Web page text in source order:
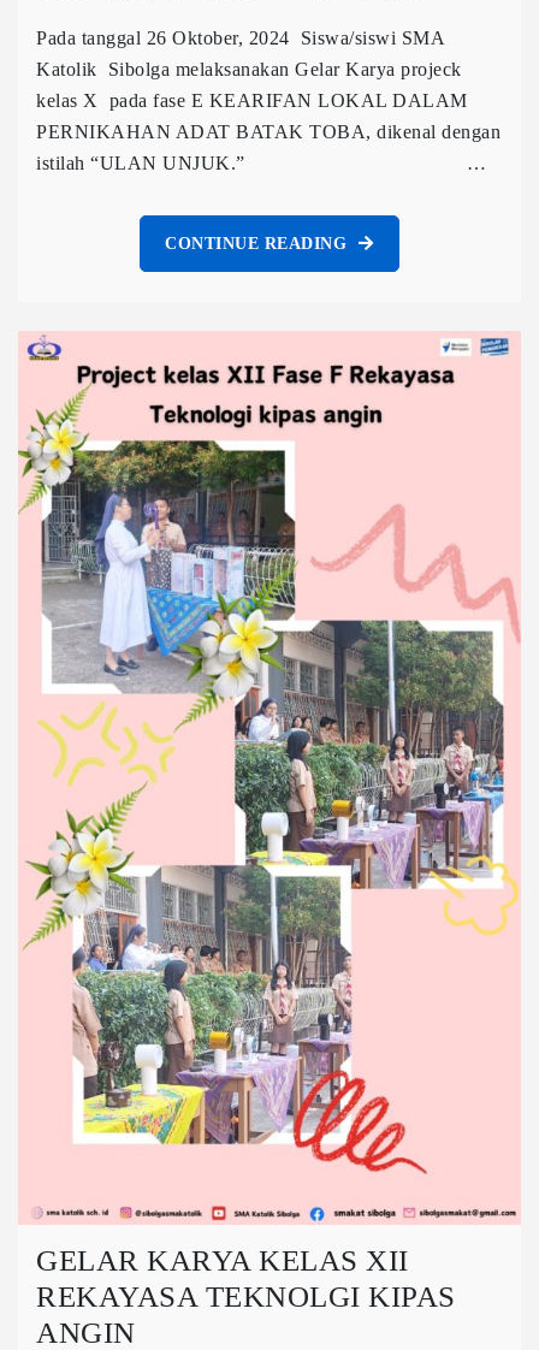
Pada tanggal 26 Oktober, 2024 Siswa/siswi SMA
Katolik Sibolga melaksanakan Gelar Karya projeck
kelas X pada fase E KEARIFAN LOKAL DALAM
PERNIKAHAN ADAT BATAK TOBA, dikenal dengan
istilah “ULAN UNJUK.” …
CONTINUE READING
GELAR KARYA KELAS XII
REKAYASA TEKNOLGI KIPAS
ANGIN